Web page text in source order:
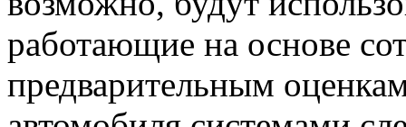
работающие на основе
предварительным